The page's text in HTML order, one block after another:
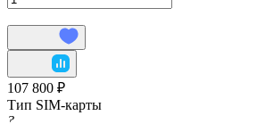
107 800 ₽
Тип SIM-карты
?